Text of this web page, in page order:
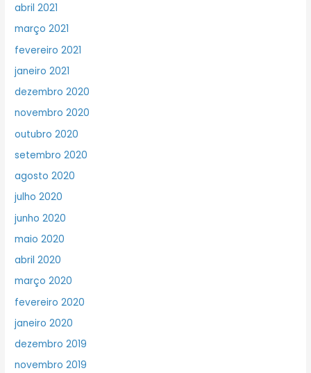
abril 2021
março 2021
fevereiro 2021
janeiro 2021
dezembro 2020
novembro 2020
outubro 2020
setembro 2020
agosto 2020
julho 2020
junho 2020
maio 2020
abril 2020
março 2020
fevereiro 2020
janeiro 2020
dezembro 2019
novembro 2019